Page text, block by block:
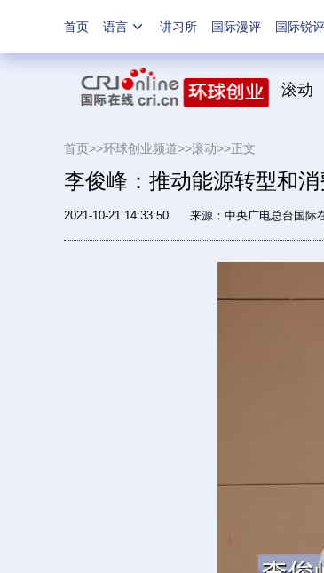
首页 语言 讲习所 国际漫评 国际锐评
滚动
首页>>环球创业频道>>滚动>>正文
李俊峰：推动能源转型和
2021-10-21 14:33:50 来源：中央广电总台国际